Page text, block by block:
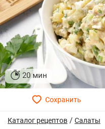
20 мин
Каталог рецептов / Салаты